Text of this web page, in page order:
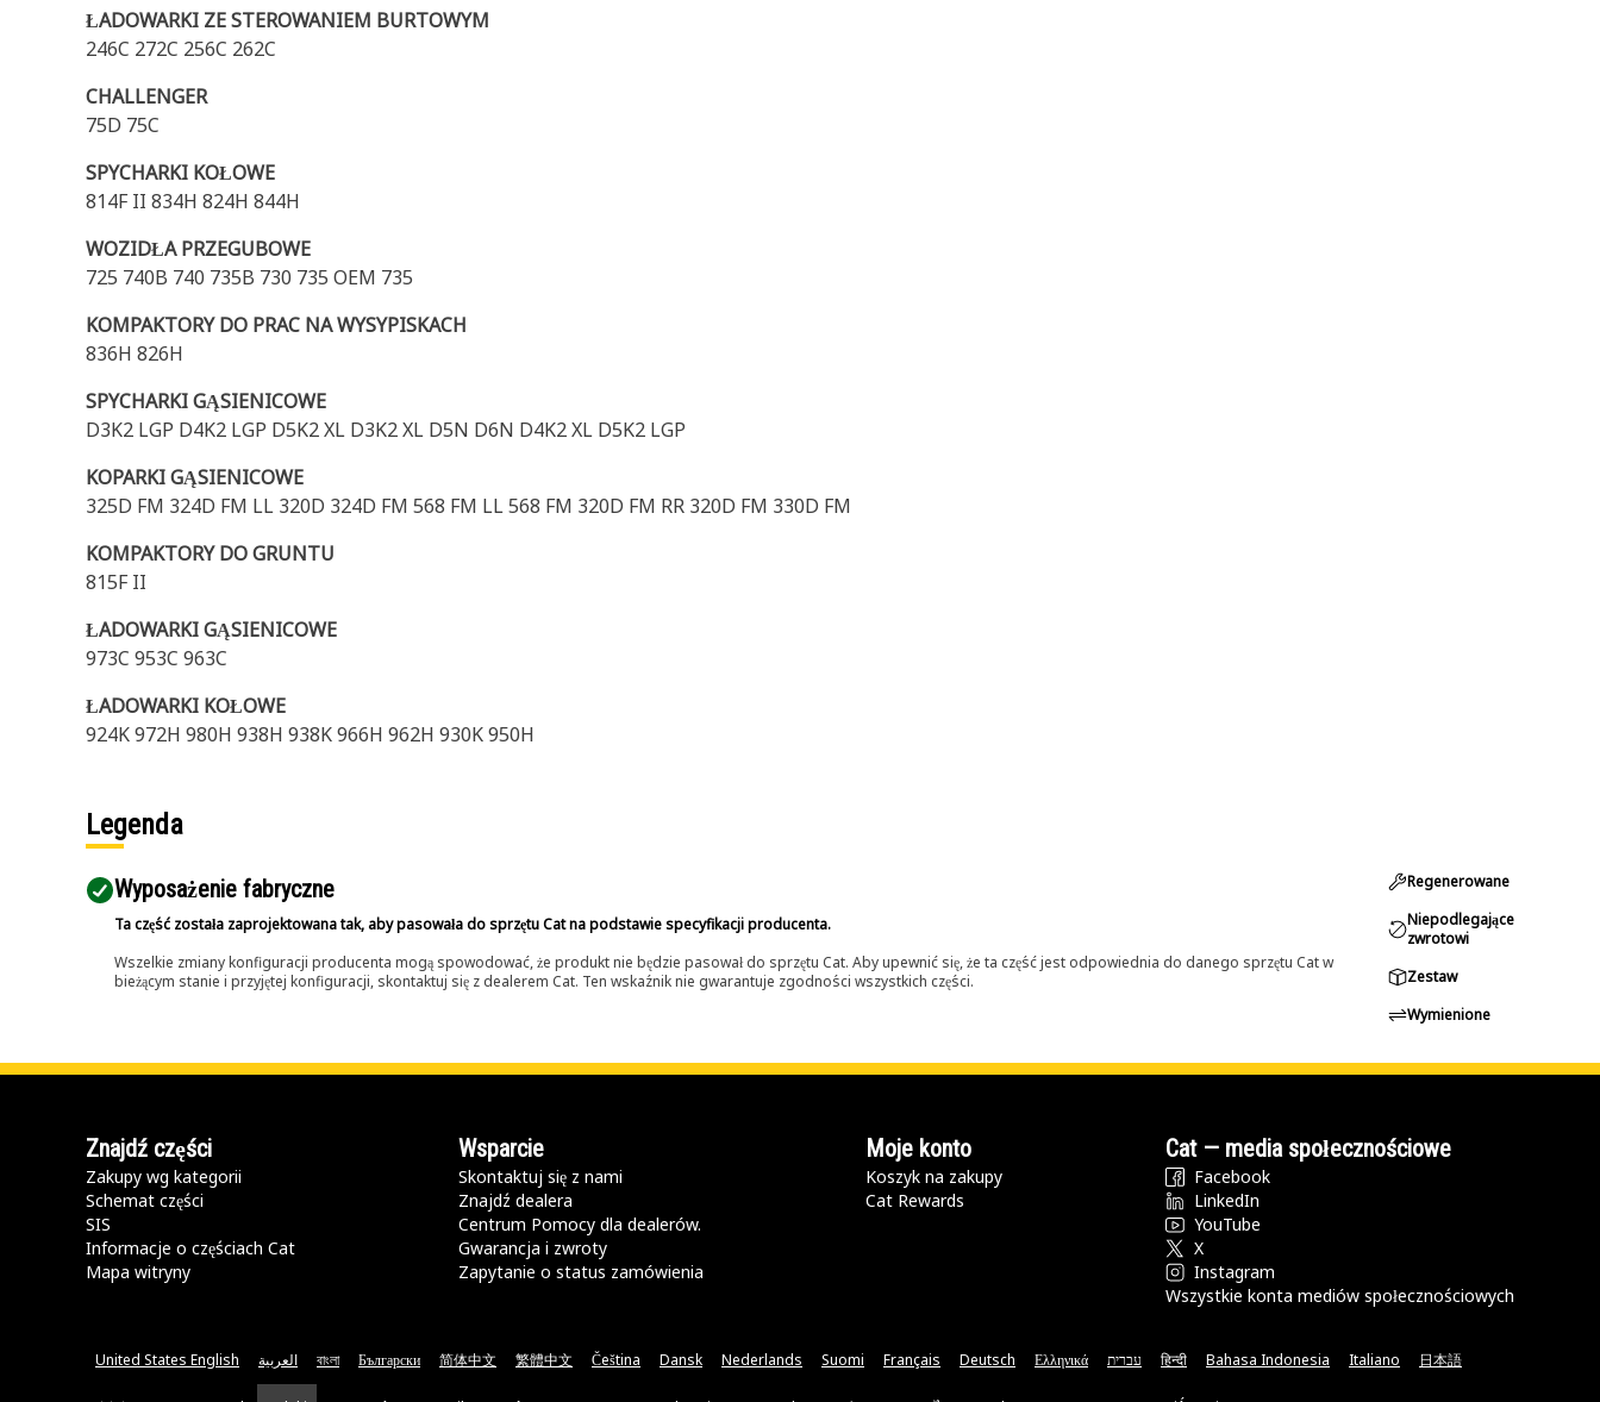
ŁADOWARKI ZE STEROWANIEM BURTOWYM
246C 272C 256C 262C
CHALLENGER
75D 75C
SPYCHARKI KOŁOWE
814F II 834H 824H 844H
WOZIDŁA PRZEGUBOWE
725 740B 740 735B 730 735 OEM 735
KOMPAKTORY DO PRAC NA WYSYPISKACH
836H 826H
SPYCHARKI GĄSIENICOWE
D3K2 LGP D4K2 LGP D5K2 XL D3K2 XL D5N D6N D4K2 XL D5K2 LGP
KOPARKI GĄSIENICOWE
325D FM 324D FM LL 320D 324D FM 568 FM LL 568 FM 320D FM RR 320D FM 330D FM
KOMPAKTORY DO GRUNTU
815F II
ŁADOWARKI GĄSIENICOWE
973C 953C 963C
ŁADOWARKI KOŁOWE
924K 972H 980H 938H 938K 966H 962H 930K 950H
Legenda
Wyposażenie fabryczne
Ta część została zaprojektowana tak, aby pasowała do sprzętu Cat na podstawie specyfikacji producenta.
Wszelkie zmiany konfiguracji producenta mogą spowodować, że produkt nie będzie pasował do sprzętu Cat. Aby upewnić się, że ta część jest odpowiednia do danego sprzętu Cat w
bieżącym stanie i przyjętej konfiguracji, skontaktuj się z dealerem Cat. Ten wskaźnik nie gwarantuje zgodności wszystkich części.
Regenerowane
Niepodlegające
zwrotowi
Zestaw
Wymienione
Znajdź części
Zakupy wg kategorii
Schemat części
SIS
Informacje o częściach Cat
Mapa witryny
Wsparcie
Skontaktuj się z nami
Znajdź dealera
Centrum Pomocy dla dealerów.
Gwarancja i zwroty
Zapytanie o status zamówienia
Moje konto
Koszyk na zakupy
Cat Rewards
Cat — media społecznościowe
Facebook
LinkedIn
YouTube
X
Instagram
Wszystkie konta mediów społecznościowych
United States English العربية বাংলা Български 简体中文 繁體中文 Čeština Dansk Nederlands Suomi Français Deutsch Ελληνικά עברית हिन्दी Bahasa Indonesia Italiano 日本語